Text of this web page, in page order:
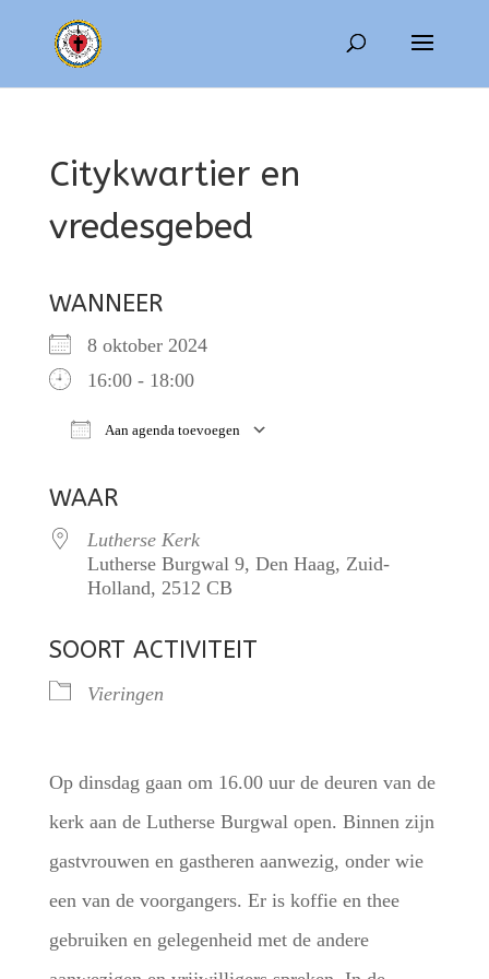
Citykwartier en
vredesgebed
WANNEER
8 oktober 2024
16:00 - 18:00
Aan agenda toevoegen
WAAR
Lutherse Kerk
Lutherse Burgwal 9, Den Haag, Zuid-
Holland, 2512 CB
SOORT ACTIVITEIT
Vieringen
Op dinsdag gaan om 16.00 uur de deuren van de
kerk aan de Lutherse Burgwal open. Binnen zijn
gastvrouwen en gastheren aanwezig, onder wie
een van de voorgangers. Er is koffie en thee
gebruiken en gelegenheid met de andere